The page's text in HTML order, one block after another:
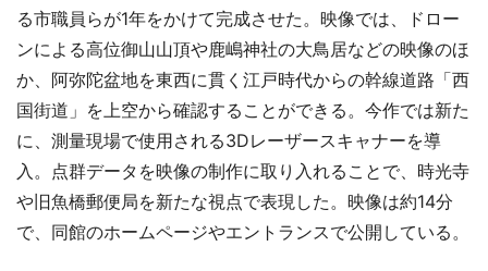
る市職員らが1年をかけて完成させた。映像では、ドロー
ンによる高位御山山頂や鹿嶋神社の大鳥居などの映像のほ
か、阿弥陀盆地を東西に貫く江戸時代からの幹線道路「西
国街道」を上空から確認することができる。今作では新た
に、測量現場で使用される3Dレーザースキャナーを導
入。点群データを映像の制作に取り入れることで、時光寺
や旧魚橋郵便局を新たな視点で表現した。映像は約14分
で、同館のホームページやエントランスで公開している。